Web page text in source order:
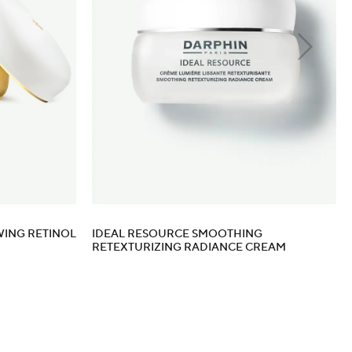
RETINOL
IDEAL RESOURCE SMOOTHING
RETEXTURIZING RADIANCE CREAM